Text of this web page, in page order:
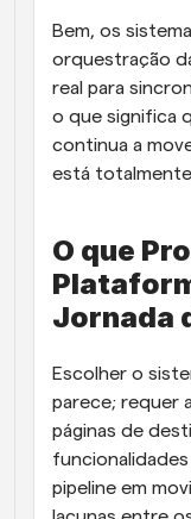
Bem, os
orquestração
real para
o que significa
continua a
está
O que
Jornada
Escolher o
parece; requer
páginas de
pipeline em